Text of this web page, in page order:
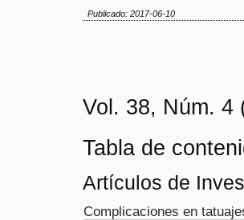
Publicado: 2017-06-10
Vol. 38, Núm. 4
Tabla de
Artículos de
Complicaciones en